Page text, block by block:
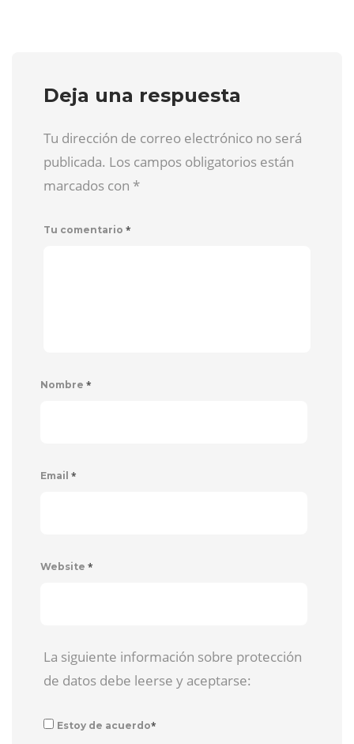
Deja una respuesta
Tu dirección de correo electrónico no será
publicada. Los campos obligatorios están
marcados con *
Tu comentario *
Nombre *
Email *
Website *
La siguiente información sobre protección
de datos debe leerse y aceptarse:
Estoy de acuerdo*